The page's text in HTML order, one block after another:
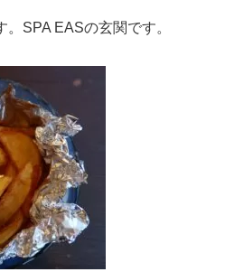
SPA EASの玄関です。